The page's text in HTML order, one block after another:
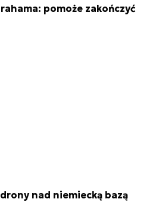
pomoże zakończyć
nad niemiecką bazą